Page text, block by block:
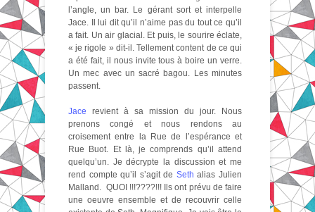
l’angle, un bar. Le gérant sort et interpelle
Jace. Il lui dit qu’il n’aime pas du tout ce qu’il
a fait. Un air glacial. Et puis, le sourire éclate,
« je rigole » dit-il. Tellement content de ce qui
a été fait, il nous invite tous à boire un verre.
Un mec avec un sacré bagou. Les minutes
passent.
Jace revient à sa mission du jour. Nous
prenons congé et nous rendons au
croisement entre la Rue de l’espérance et
Rue Buot. Et là, je comprends qu’il attend
quelqu’un. Je décrypte la discussion et me
rend compte qu’il s’agit de Seth alias Julien
Malland. QUOI !!!????!!! Ils ont prévu de faire
une oeuvre ensemble et de recouvrir celle